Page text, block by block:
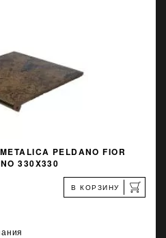
PELDANO FIOR
330X330
В КОРЗИНУ